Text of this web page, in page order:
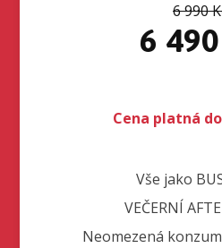
6 990
6
Cena platná do
Vše jako
VEČERNÍ
Neomezená